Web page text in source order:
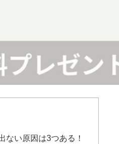
ない原因は3つある！